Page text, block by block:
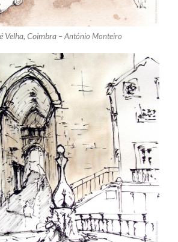
Velha, Coimbra –António Monteiro